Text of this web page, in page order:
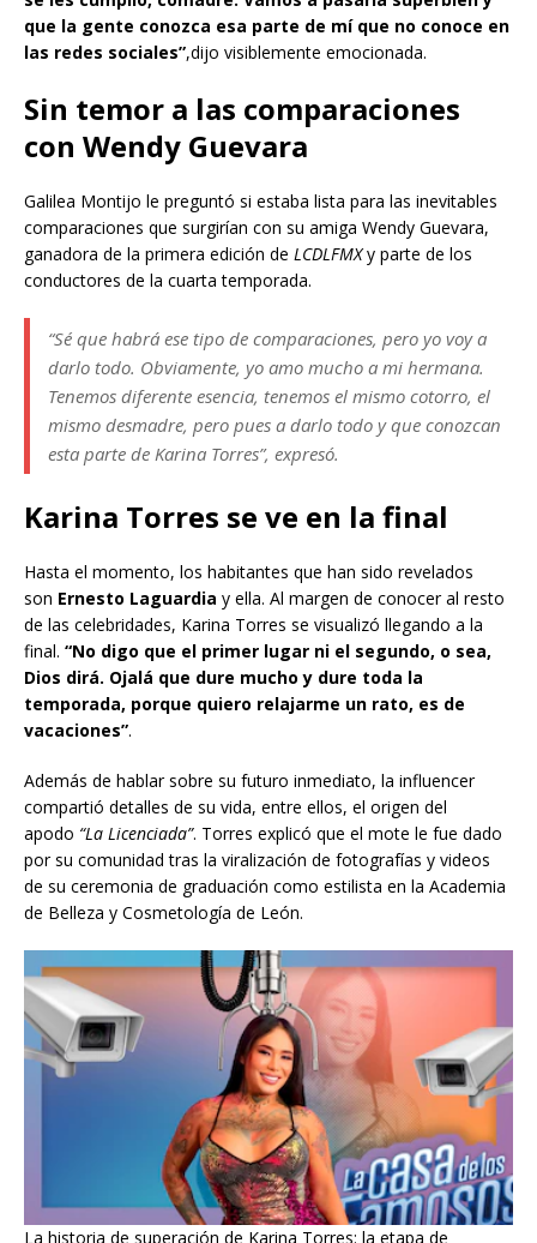
que la gente conozca esa parte de mí que no conoce en
las redes sociales”,dijo visiblemente emocionada.
Sin temor a las comparaciones
con Wendy Guevara
Galilea Montijo le preguntó si estaba lista para las inevitables
comparaciones que surgirían con su amiga Wendy Guevara,
ganadora de la primera edición de LCDLFMXy parte de los
conductores de la cuarta temporada.
“Sé que habrá ese tipo de comparaciones, pero yo voy a
darlo todo. Obviamente, yo amo mucho a mi hermana.
Tenemos diferente esencia, tenemos el mismo cotorro, el
mismo desmadre, pero pues a darlo todo y que conozcan
esta parte de Karina Torres”, expresó.
Karina Torres se ve en la final
Hasta el momento, los habitantes que han sido revelados
son Ernesto Laguardia y ella. Al margen de conocer al resto
de las celebridades, Karina Torres se visualizó llegando a la
final. “No digo que el primer lugar ni el segundo, o sea,
Dios dirá. Ojalá que dure mucho y dure toda la
temporada, porque quiero relajarme un rato, es de
vacaciones”.
Además de hablar sobre su futuro inmediato, la influencer
compartió detalles de su vida, entre ellos, el origen del
apodo “La Licenciada”. Torres explicó que el mote le fue dado
por su comunidad tras la viralización de fotografías y videos
de su ceremonia de graduación como estilista en la Academia
de Belleza y Cosmetología de León.
La historia de superación de Karina Torres: la etapa de